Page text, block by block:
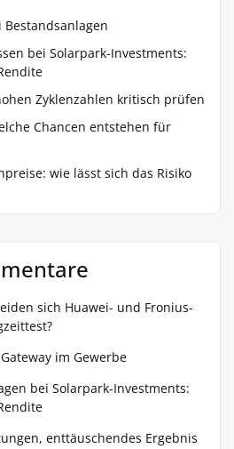
Bestandsanlagen
bei Solarpark-Investments:
Zyklenzahlen kritisch prüfen
Chancen entstehen für
wie lässt sich das Risiko
sich Huawei- und Fronius-
im Gewerbe
bei Solarpark-Investments:
enttäuschendes Ergebnis